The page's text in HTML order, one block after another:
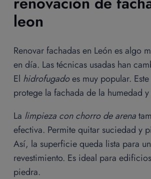
leon
Renovar fachadas en León es algo
en día. Las técnicas usadas han
El hidrofugadoes muy popular.
protege la fachada de la humedad
La limpieza con chorro de arena
efectiva. Permite quitar suciedad y
Así, la superficie queda lista para
revestimiento. Es ideal para
piedra.